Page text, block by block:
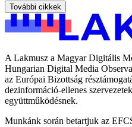
További cikkek
A Lakmusz a Magyar Digitális
Hungarian Digital Media
az Európai Bizottság
dezinformáció-ellenes
együttműködésnek.
Munkánk során betartjuk az